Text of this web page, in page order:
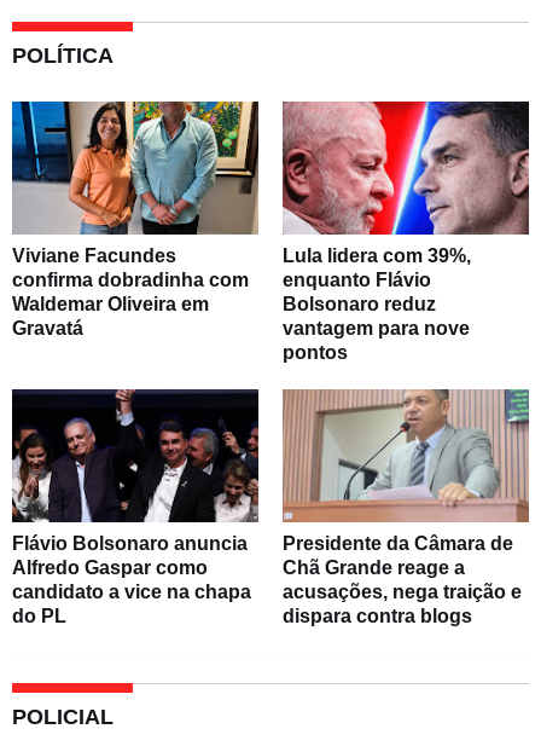
POLÍTICA
Viviane Facundes
confirma dobradinha com
Waldemar Oliveira em
Gravatá
Lula lidera com 39%,
enquanto Flávio
Bolsonaro reduz
vantagem para nove
pontos
Flávio Bolsonaro anuncia
Alfredo Gaspar como
candidato a vice na chapa
do PL
Presidente da Câmara de
Chã Grande reage a
acusações, nega traição e
dispara contra blogs
POLICIAL